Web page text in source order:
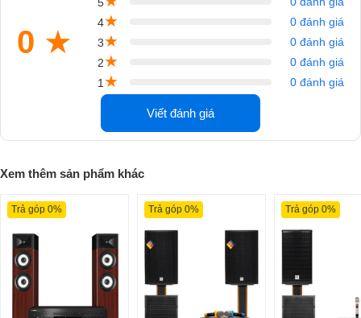
Cấu hình chi tiết dàn nghe nhạc 2 kênh Stereo
1. Loa JBL STAGE A170
Nổi bật hơn hẳn, Loa nghe nhạc JBL Stage A170 được thiết kế dạng
loa đứng hiện đại, tinh tế, sang trọng, có thể bố trí trong không gian
của mình một cách dễ dàng.
0 ★
5
4★
0 đánh giá
3★
0 đánh giá
2★
0 đánh giá
1★ 0 đánh giá
Viết đánh giá
Xem thêm sản phẩm khác
Trả góp 0% Trả góp 0% Trả góp 0%